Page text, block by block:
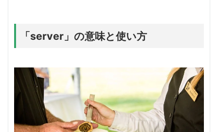
「server」の意味と使い方